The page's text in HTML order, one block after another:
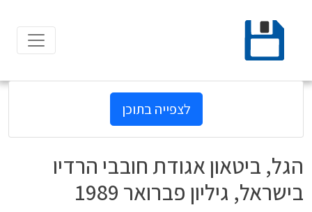
content
לצפייה בתוכן
הגל, ביטאון אגודת חובבי הרדיו
בישראל, גיליון פברואר 1989